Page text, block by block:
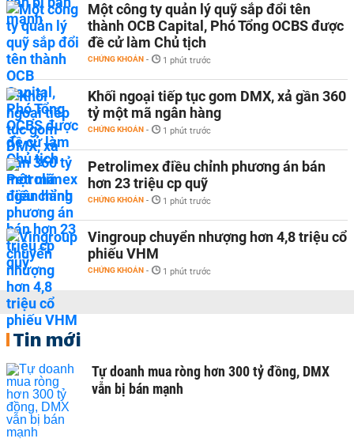
Một công ty quản lý quỹ sắp đổi tên
thành OCB Capital, Phó Tổng OCBS được
đề cử làm Chủ tịch
CHỨNG KHOÁN - 1 phút trước
Khối ngoại tiếp tục gom DMX, xả gần 360
tỷ một mã ngân hàng
CHỨNG KHOÁN - 1 phút trước
Petrolimex điều chỉnh phương án bán
hơn 23 triệu cp quỹ
CHỨNG KHOÁN - 1 phút trước
Vingroup chuyển nhượng hơn 4,8 triệu cổ
phiếu VHM
CHỨNG KHOÁN - 1 phút trước
Tin mới
Tự doanh mua ròng hơn 300 tỷ đồng, DMX
vẫn bị bán mạnh